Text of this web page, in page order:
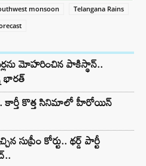
monsoon
Telangana Rains
మోహరించిన పాకిస్థాన్..
భారత్
కార్తీ కొత్త సినిమాలో హీరోయిన్
సుప్రీం కోర్టు.. థర్డ్ పార్టీ